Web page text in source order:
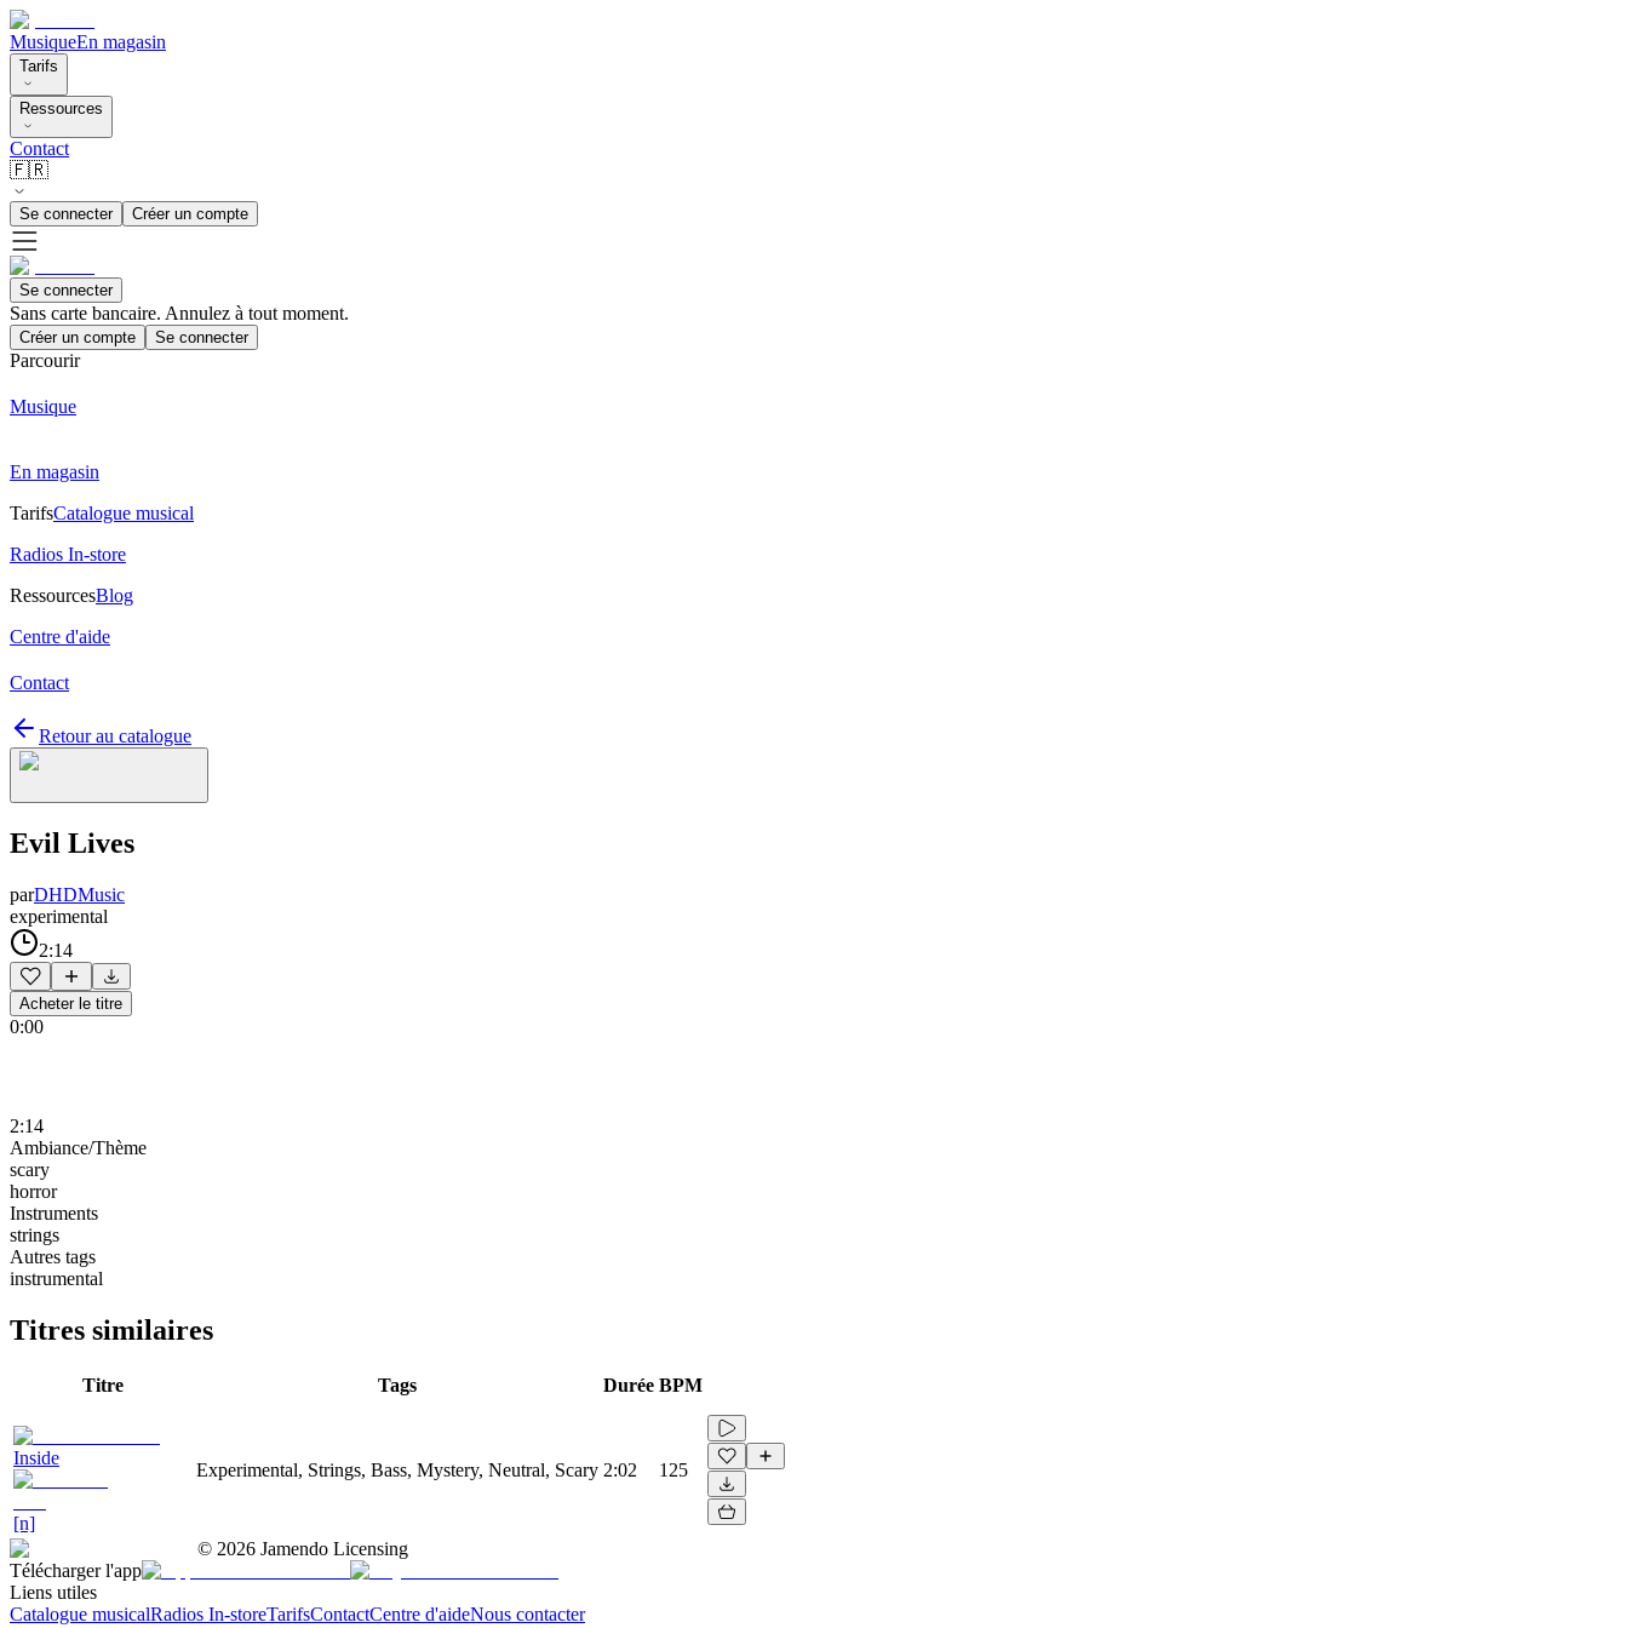
MusiqueEn magasin
Tarifs
Ressources
Contact
🇫🇷
Se connecter Créer un compte
Se connecter
Sans carte bancaire. Annulez à tout moment.
Créer un compte Se connecter
Parcourir
Musique
En magasin
TarifsCatalogue musical
Radios In-store
RessourcesBlog
Centre d'aide
Contact
Retour au catalogue
Evil Lives
parDHDMusic
experimental
2:14
Acheter le titre
0:00
2:14
Ambiance/Thème
scary
horror
Instruments
strings
Autres tags
instrumental
Titres similaires
Titre Tags Durée BPM
Inside
[n]
Experimental, Strings, Bass, Mystery, Neutral, Scary 2:02 125
© 2026 Jamendo Licensing
Télécharger l'app
Liens utiles
Catalogue musicalRadios In-storeTarifsContactCentre d'aideNous contacter